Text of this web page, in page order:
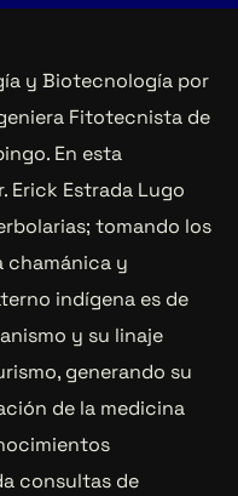
y Biotecnología por
Fitotecnista de
En esta
Erick Estrada Lugo
tomando los
chamánica y
indígena es de
y su linaje
generando su
de la medicina
consultas de